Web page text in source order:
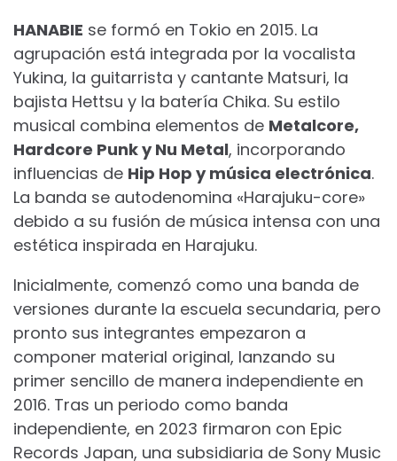
HANABIE se formó en Tokio en 2015. La
agrupación está integrada por la vocalista
Yukina, la guitarrista y cantante Matsuri, la
bajista Hettsu y la batería Chika. Su estilo
musical combina elementos de Metalcore,
Hardcore Punk y Nu Metal, incorporando
influencias de Hip Hop y música electrónica.
La banda se autodenomina «Harajuku-core»
debido a su fusión de música intensa con una
estética inspirada en Harajuku.
Inicialmente, comenzó como una banda de
versiones durante la escuela secundaria, pero
pronto sus integrantes empezaron a
componer material original, lanzando su
primer sencillo de manera independiente en
2016. Tras un periodo como banda
independiente, en 2023 firmaron con Epic
Records Japan, una subsidiaria de Sony Music